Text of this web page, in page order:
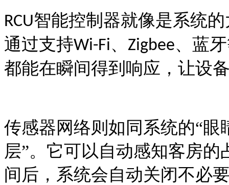
RCU智能控制器就像是系统
通过支持Wi-Fi、 Zigbee、蓝
都能在瞬间得到响应，让设
传感器网络则如同系统的“眼
层”。它可以自动感知客房
间后，系统会自动关闭不必